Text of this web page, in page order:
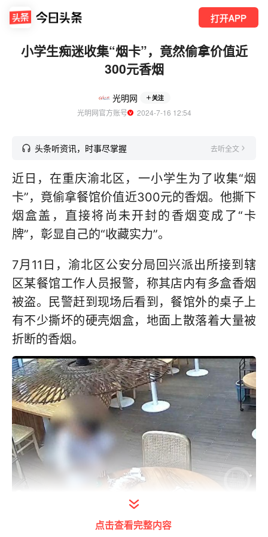
打开APP
小学生痴迷收集“烟卡”，竟然偷拿价值近
300元香烟
光明网 关注
光明网官方账号
  2024-7-16 12:54
头条听资讯，时事尽掌握 去听全文
近日，在重庆渝北区，一小学生为了收集“烟
卡”，竟偷拿餐馆价值近300元的香烟。他撕下
烟盒盖，直接将尚未开封的香烟变成了“卡
牌”，彰显自己的“收藏实力”。
7月11日，渝北区公安分局回兴派出所接到辖
区某餐馆工作人员报警，称其店内有多盒香烟
被盗。民警赶到现场后看到，餐馆外的桌子上
有不少撕坏的硬壳烟盒，地面上散落着大量被
折断的香烟。
通过查看视频，民警发现此前有一名小男孩从
点击查看完整内容